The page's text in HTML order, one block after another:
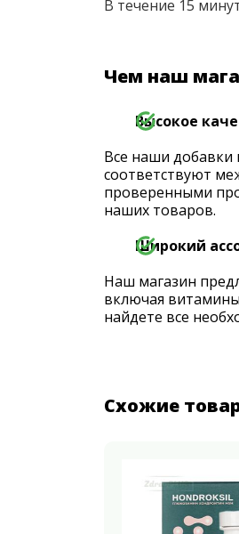
В течение 15
Чем наш
Высокое
Все наши добавки
соответствуют
проверенными
наших товаров.
Широкий
Наш магазин
включая
найдете все
Схожие